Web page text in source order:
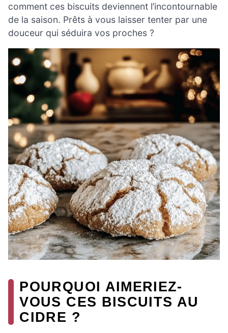
comment ces biscuits deviennent l’incontournable
de la saison. Prêts à vous laisser tenter par une
douceur qui séduira vos proches ?
POURQUOI AIMERIEZ-
VOUS CES BISCUITS AU
CIDRE ?